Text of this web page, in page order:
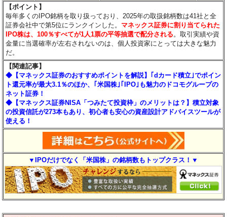
【ポイント】
毎年多くのIPO銘柄を取り扱っており、2025年の取扱銘柄数は41社と全
証券会社中で第5位にランクインした。 マネックス証券に割り当てられた
IPO株は、100％すべてが1人1票の平等抽選で配分される。取引実績や資
金量に当選確率が左右されないのは、個人投資家にとっては大きな魅力
だ。
【関連記事】
◆【マネックス証券のおすすめポイントを解説】｢dカード積立｣でポイン
ト還元率が最大3.1％のほか、｢米国株｣｢IPO｣も魅力のドコモグループの
ネット証券！
◆【マネックス証券NISA「つみたて投資枠」のメリットは？】積立対象
の投資信託が273本もあり、初心者も安心の資産設計アドバイスツールが
使える！
▼IPOだけでなく「米国株」の銘柄数もトップクラス！▼